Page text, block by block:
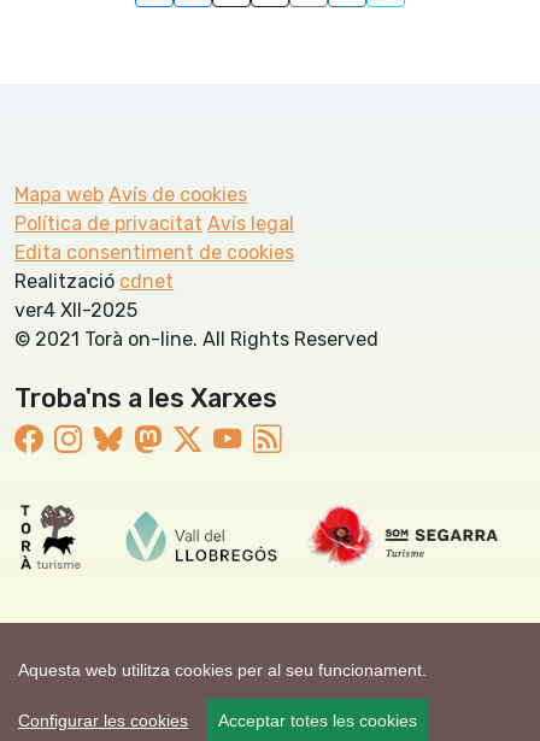
Aquesta web utilitza cookies per al seu funcionament.
Configurar les cookies Acceptar totes les cookies
Mapa web Avís de cookies
Política de privacitat Avís legal
Edita consentiment de cookies
Realització cdnet
ver4 XII-2025
© 2021 Torà on-line. All Rights Reserved
Troba'ns a les Xarxes